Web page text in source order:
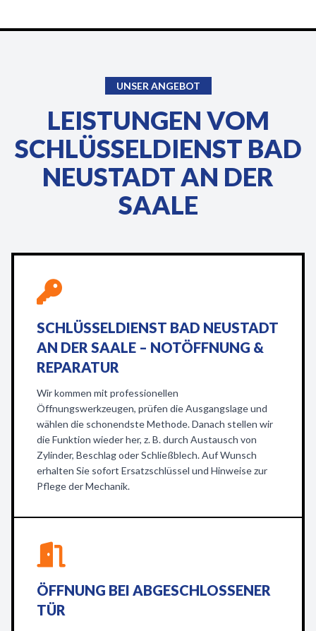
UNSER ANGEBOT
LEISTUNGEN VOM
SCHLÜSSELDIENST BAD
NEUSTADT AN DER
SAALE
SCHLÜSSELDIENST BAD NEUSTADT
AN DER SAALE – NOTÖFFNUNG &
REPARATUR
Wir kommen mit professionellen
Öffnungswerkzeugen, prüfen die Ausgangslage und
wählen die schonendste Methode. Danach stellen wir
die Funktion wieder her, z. B. durch Austausch von
Zylinder, Beschlag oder Schließblech. Auf Wunsch
erhalten Sie sofort Ersatzschlüssel und Hinweise zur
Pflege der Mechanik.
ÖFFNUNG BEI ABGESCHLOSSENER
TÜR